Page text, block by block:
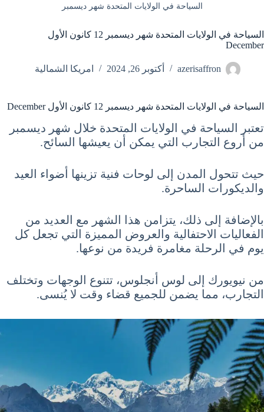
السياحة في الولايات المتحدة شهر ديسمبر
السياحة في الولايات المتحدة شهر ديسمبر 12 كانون الأول
December
azerisaffron أكتوبر 26, 2024 امريكا الشمالية
السياحة في الولايات المتحدة شهر ديسمبر 12 كانون الأول December
تعتبر السياحة في الولايات المتحدة خلال شهر ديسمبر
من أروع التجارب التي يمكن أن يعيشها السائح.
حيث تتحول المدن إلى لوحات فنية تزينها أضواء العيد
والديكورات الساحرة.
بالإضافة إلى ذلك، يتزامن هذا الشهر مع العديد من
الفعاليات الاحتفالية والعروض المميزة التي تجعل كل
يوم في الرحلة مغامرة فريدة من نوعها.
من نيويورك إلى لوس أنجلوس، تتنوع الوجهات وتختلف
التجارب، مما يضمن للجميع قضاء وقت لا يُنسى.